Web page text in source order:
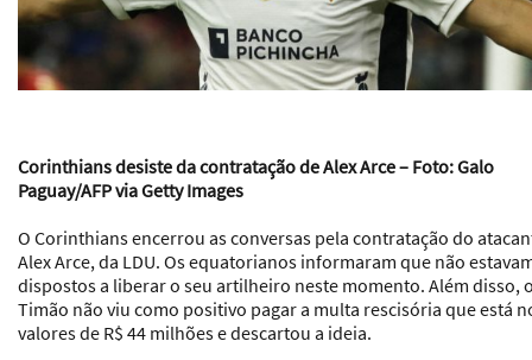
Corinthians desiste da contratação de Alex Arce – Foto: Galo
Paguay/AFP via Getty Images
O Corinthians encerrou as conversas pela contratação do
Alex Arce, da LDU. Os equatorianos informaram que não
dispostos a liberar o seu artilheiro neste momento. Além disso,
Timão não viu como positivo pagar a multa rescisória que está
valores de R$ 44 milhões e descartou a ideia.